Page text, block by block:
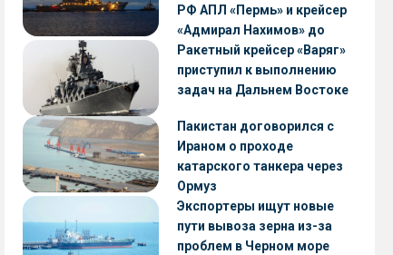
РФ АПЛ «Пермь» и крейсер
«Адмирал Нахимов» до
конца 2026 года
Ракетный крейсер «Варяг»
приступил к выполнению
задач на Дальнем Востоке
Пакистан договорился с
Ираном о проходе
катарского танкера через
Ормуз
Экспортеры ищут новые
пути вывоза зерна из-за
проблем в Черном море